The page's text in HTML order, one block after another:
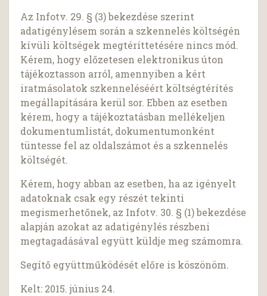
Az Infotv. 29. § (3) bekezdése szerint
adatigénylésem során a szkennelés költségén
kívüli költségek megtéríttetésére nincs mód.
Kérem, hogy előzetesen elektronikus úton
tájékoztasson arról, amennyiben a kért
iratmásolatok szkenneléséért költségtérítés
megállapítására kerül sor. Ebben az esetben
kérem, hogy a tájékoztatásban mellékeljen
dokumentumlistát, dokumentumonként
tüntesse fel az oldalszámot és a szkennelés
költségét.
Kérem, hogy abban az esetben, ha az igényelt
adatoknak csak egy részét tekinti
megismerhetőnek, az Infotv. 30. § (1) bekezdése
alapján azokat az adatigénylés részbeni
megtagadásával együtt küldje meg számomra.
Segítő együttműködését előre is köszönöm.
Kelt: 2015. június 24.